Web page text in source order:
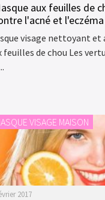
aux feuilles de
l'acné et l'eczéma
visage nettoyant
feuilles de chou Les
VISAGE MAISON
2017